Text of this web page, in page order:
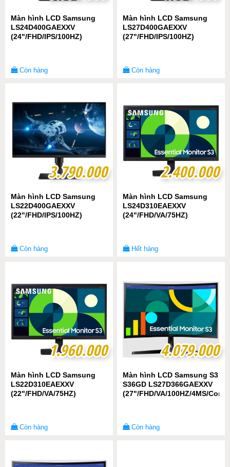
Màn hình LCD Samsung
LS24D400GAEXXV
(24"/FHD/IPS/100HZ)
Còn hàng
Màn hình LCD Samsung
LS27D400GAEXXV
(27"/FHD/IPS/100HZ)
Còn hàng
3.790.000
3.790.000
Màn hình LCD Samsung
LS22D400GAEXXV
(22"/FHD/IPS/100HZ)
Còn hàng
2.400.000
2.400.000
Màn hình LCD Samsung
LS24D310EAEXXV
(24"/FHD/VA/75HZ)
Hết hàng
1.960.000
1.960.000
Màn hình LCD Samsung
LS22D310EAEXXV
(22"/FHD/VA/75HZ)
Còn hàng
4.079.000
4.079.000
Màn hình LCD Samsung S3
S36GD LS27D366GAEXXV
(27"/FHD/VA/100HZ/4MS/Cong)
Còn hàng